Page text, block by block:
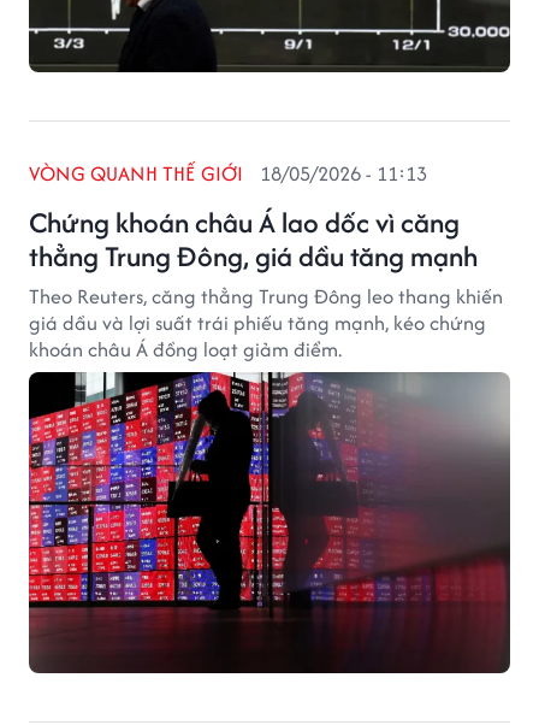
Chứng khoán châu Á lao dốc vì căng
thẳng Trung Đông, giá dầu tăng mạnh
VÒNG QUANH THẾ GIỚI 18/05/2026 - 11:13
Theo Reuters, căng thẳng Trung Đông leo thang khiến
giá dầu và lợi suất trái phiếu tăng mạnh, kéo chứng
khoán châu Á đồng loạt giảm điểm.